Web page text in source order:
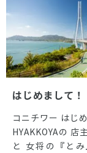
賀県で開催される
ントに参加してき
はじめまして！
コニチワー はじ
HYAKKOYAの 店
と 女将の『とみ